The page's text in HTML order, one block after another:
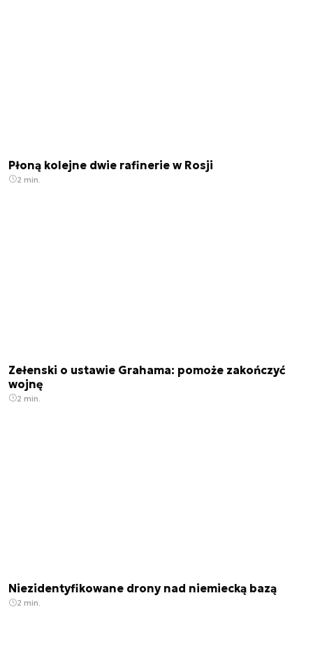
Płoną kolejne dwie rafinerie w Rosji
2 min.
Zełenski o ustawie Grahama: pomoże zakończyć
wojnę
2 min.
Niezidentyfikowane drony nad niemiecką bazą
2 min.